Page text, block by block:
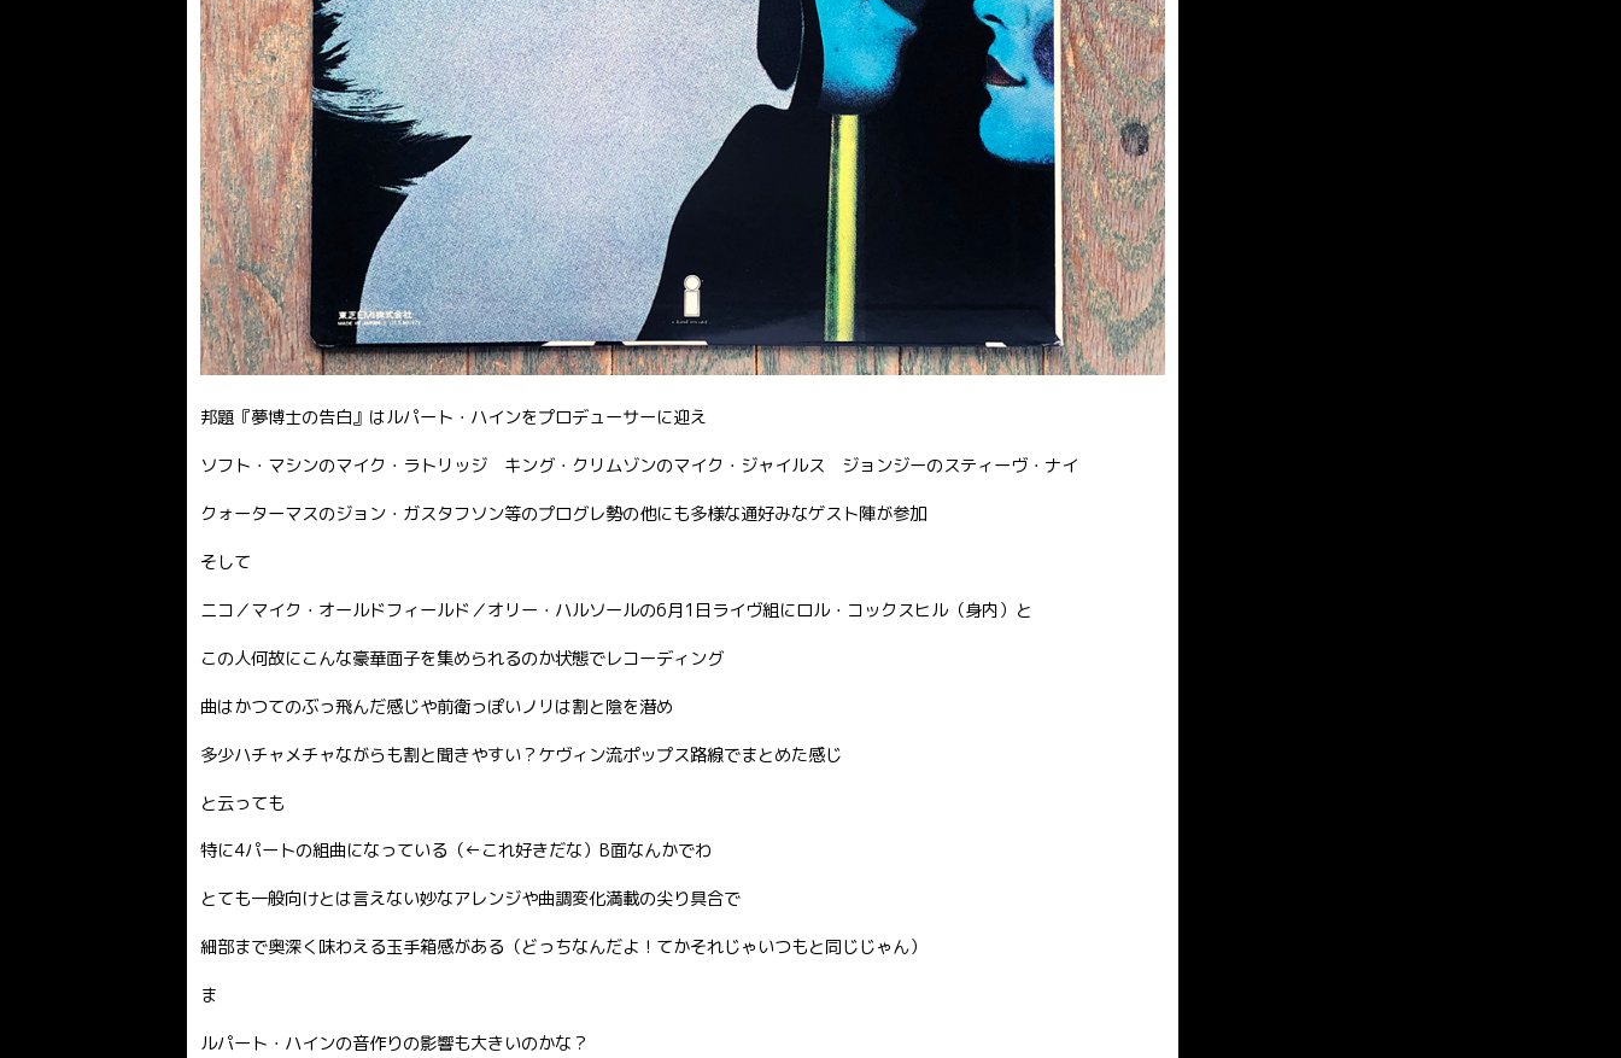
邦題『夢博士の告白』はルパート・ハインをプロデューサーに迎え
ソフト・マシンのマイク・ラトリッジ キング・クリムゾンのマイク・ジャイルス ジョンジーのスティーヴ・ナイ
クォーターマスのジョン・ガスタフソン等のプログレ勢の他にも多様な通好みなゲスト陣が参加
そして
ニコ／マイク・オールドフィールド／オリー・ハルソールの6月1日ライヴ組にロル・コックスヒル（身内）と
この人何故にこんな豪華面子を集められるのか状態でレコーディング
曲はかつてのぶっ飛んだ感じや前衛っぽいノリは割と陰を潜め
多少ハチャメチャながらも割と聞きやすい？ケヴィン流ポップス路線でまとめた感じ
と云っても
特に4パートの組曲になっている（←これ好きだな）B面なんかでわ
とても一般向けとは言えない妙なアレンジや曲調変化満載の尖り具合で
細部まで奥深く味わえる玉手箱感がある（どっちなんだよ！てかそれじゃいつもと同じじゃん）
ま
ルパート・ハインの音作りの影響も大きいのかな？